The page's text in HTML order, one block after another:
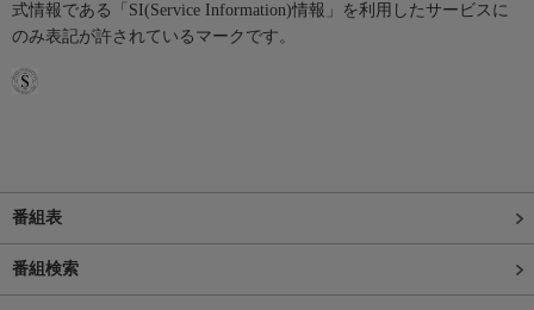
式情報である「SI(Service Information)情報」を利用したサービスに
のみ表記が許されているマークです。
番組表
番組検索